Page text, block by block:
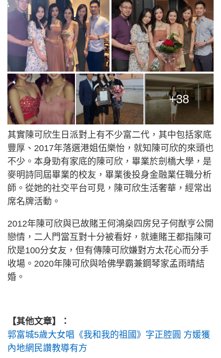
+38
其實陳可欣生日派對上有不少富二代，其中包括家底
豐厚、2017年落選港姐伍樂怡，就知陳可欣的來頭也
不少。本身勁有家底的陳可欣，畢業於劍橋大學，是
麥明詩同屆畢業的校友，畢業後投身金融業任職分析
師。從她的社交平台可見，陳可欣生活奢華，經常出
席名牌活動。
2012年陳可欣與已故賭王何鴻燊四房兒子何猷亨公開
戀情，二人門當互對十分被看好，就連賭王都指陳可
欣是100分女友，但有傳陳可欣嫌對方太花心而分手
收場。2020年陳可欣與哈佛學霸兼鋼琴家孟雨晴結
婚。
【其他文章】：
郭富城5歲大女唱《我和我的祖國》字正腔圓 方媛獲
內地網民讚教導有方